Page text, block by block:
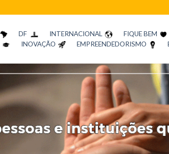
DF INTERNACIONAL FIQUE BEM
INOVAÇÃO EMPREENDEDORISMO